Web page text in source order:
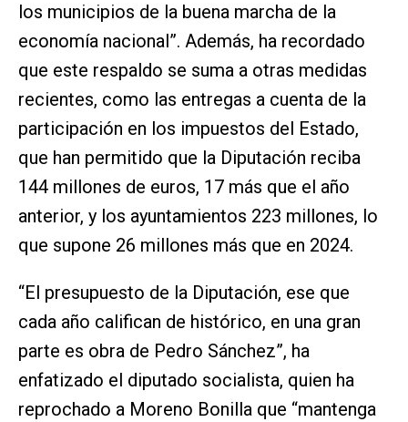
los municipios de la buena marcha de la
economía nacional”. Además, ha recordado
que este respaldo se suma a otras medidas
recientes, como las entregas a cuenta de la
participación en los impuestos del Estado,
que han permitido que la Diputación reciba
144 millones de euros, 17 más que el año
anterior, y los ayuntamientos 223 millones, lo
que supone 26 millones más que en 2024.
“El presupuesto de la Diputación, ese que
cada año califican de histórico, en una gran
parte es obra de Pedro Sánchez”, ha
enfatizado el diputado socialista, quien ha
reprochado a Moreno Bonilla que “mantenga